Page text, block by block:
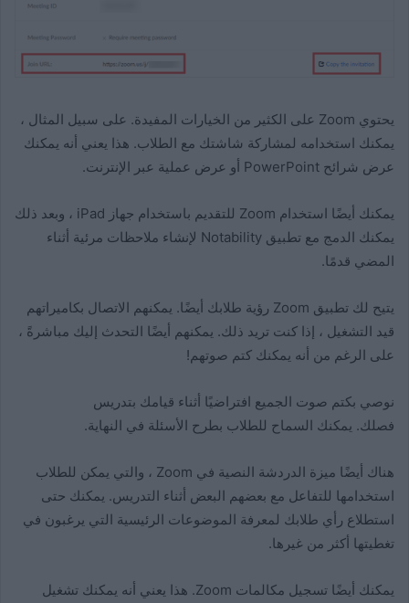
يحتوي Zoom على الكثير من الخيارات المفيدة. على سبيل المثال ،
يمكنك استخدامه لمشاركة شاشتك مع الطلاب. هذا يعني أنه يمكنك
عرض شرائح PowerPoint أو عرض عملية عبر الإنترنت.
يمكنك أيضًا استخدام Zoom للتقديم باستخدام جهاز iPad ، وبعد ذلك
يمكنك الدمج مع تطبيق Notability لإنشاء ملاحظات مرئية أثناء
المضي قدمًا.
يتيح لك تطبيق Zoom رؤية طلابك أيضًا. يمكنهم الاتصال بكاميراتهم
قيد التشغيل ، إذا كنت تريد ذلك. يمكنهم أيضًا التحدث إليك مباشرةً ،
على الرغم من أنه يمكنك كتم صوتهم!
نوصي بكتم صوت الجميع افتراضيًا أثناء قيامك بتدريس
فصلك. يمكنك السماح للطلاب بطرح الأسئلة في النهاية.
هناك أيضًا ميزة الدردشة النصية في Zoom ، والتي يمكن للطلاب
استخدامها للتفاعل مع بعضهم البعض أثناء التدريس. يمكنك حتى
استطلاع رأي طلابك لمعرفة الموضوعات الرئيسية التي يرغبون في
تغطيتها أكثر من غيرها.
يمكنك أيضًا تسجيل مكالمات Zoom. هذا يعني أنه يمكنك تشغيل